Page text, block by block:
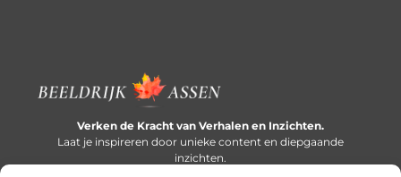
Verken de Kracht van Verhalen en Inzichten.
Laat je inspireren door unieke content en diepgaande
inzichten.